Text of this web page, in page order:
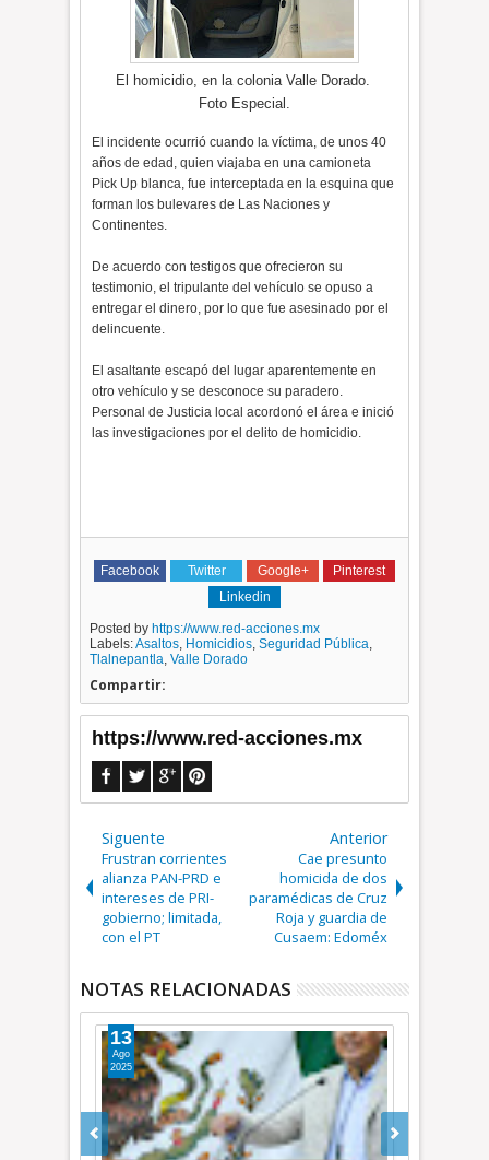
El homicidio, en la colonia Valle Dorado.
Foto Especial.
El incidente ocurrió cuando la víctima, de unos 40
años de edad, quien viajaba en una camioneta
Pick Up blanca, fue interceptada en la esquina que
forman los bulevares de Las Naciones y
Continentes.
De acuerdo con testigos que ofrecieron su
testimonio, el tripulante del vehículo se opuso a
entregar el dinero, por lo que fue asesinado por el
delincuente.
El asaltante escapó del lugar aparentemente en
otro vehículo y se desconoce su paradero.
Personal de Justicia local acordonó el área e inició
las investigaciones por el delito de homicidio.
Facebook Twitter Google+
Pinterest
Linkedin
Posted by https://www.red-acciones.mx
Labels:Asaltos, Homicidios,Seguridad Pública,
Tlalnepantla,Valle Dorado
Compartir:
https://www.red-acciones.mx
Siguente
Frustran corrientes
alianza PAN-PRD e
intereses de PRI-
gobierno; limitada,
con el PT
Anterior
Cae presunto
homicida de dos
paramédicas de Cruz
Roja y guardia de
Cusaem: Edoméx
NOTAS RELACIONADAS
13
Ago
2025